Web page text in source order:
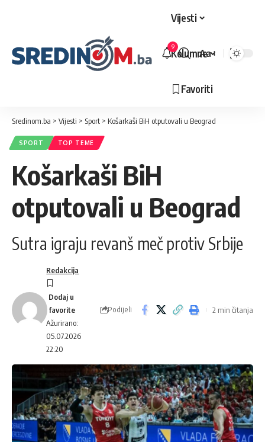
Vijesti
Kolumne
Favoriti
9
Veličina
Aa
Sredinom.ba > Vijesti > Sport > Košarkaši BiH otputovali u Beograd
SPORT TOP TEME
Košarkaši BiH
otputovali u Beograd
Sutra igraju revanš meč protiv Srbije
Ažurirano:
05.07.2026
22:20
Redakcija
Podijeli 2 min čitanja